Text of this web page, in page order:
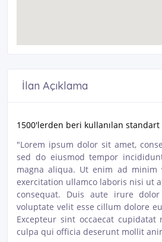
İlan Açıklama
1500'lerden beri kullanılan standart
"Lorem ipsum dolor sit amet,
sed do eiusmod tempor
magna aliqua. Ut enim ad minim
exercitation ullamco laboris nisi ut
consequat. Duis aute irure
voluptate velit esse cillum dolore
Excepteur sint occaecat
culpa qui officia deserunt mollit